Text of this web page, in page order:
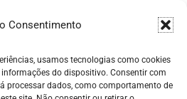
Consentimento
usamos tecnologias como cookies
do dispositivo. Consentir com
processar dados, como comportamento de